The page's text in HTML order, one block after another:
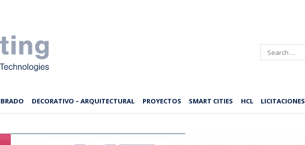
Search
DECORATIVO – ARQUITECTURAL PROYECTOS SMART CITIES HCL LICITACIONES